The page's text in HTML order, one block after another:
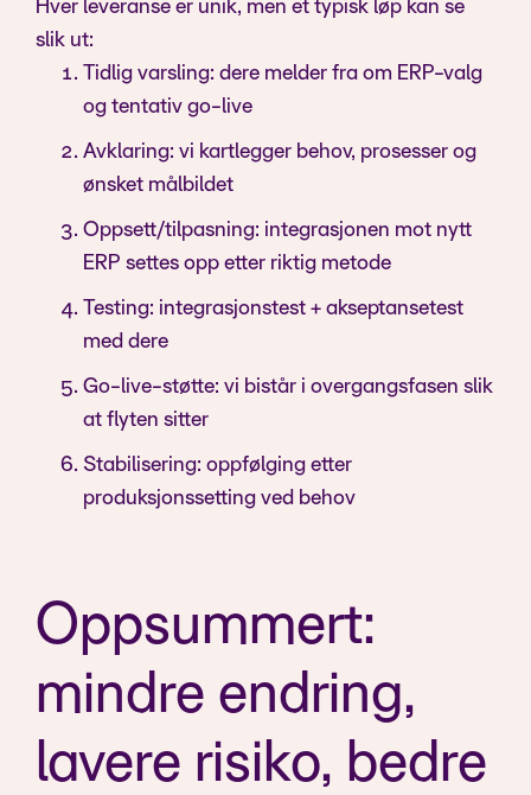
Hver leveranse er unik, men et typisk løp kan se
slik ut:
Tidlig varsling: dere melder fra om ERP-valg
og tentativ go-live
Avklaring: vi kartlegger behov, prosesser og
ønsket målbildet
Oppsett/tilpasning: integrasjonen mot nytt
ERP settes opp etter riktig metode
Testing: integrasjonstest + akseptansetest
med dere
Go-live-støtte: vi bistår i overgangsfasen slik
at flyten sitter
Stabilisering: oppfølging etter
produksjonssetting ved behov
Oppsummert:
mindre endring,
lavere risiko, bedre